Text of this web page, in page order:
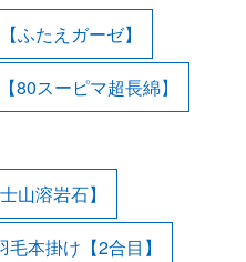
ふたえガーゼ】
80スーピマ超長綿】
山溶岩石】
毛本掛け【2合目】